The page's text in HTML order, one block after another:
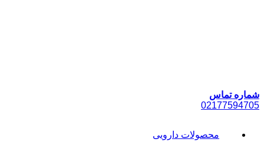
شماره تماس
02177594705
محصولات دارویی